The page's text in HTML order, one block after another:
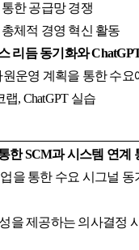
통한공급망경쟁
총체적 경영 혁신 활동
리듬동기화와
원운영 계획을 통한수요
랩, ChatGPT 실습
한SCM과시스템 연계
을 통한 수요 시그널 동
을제공하는 의사결정